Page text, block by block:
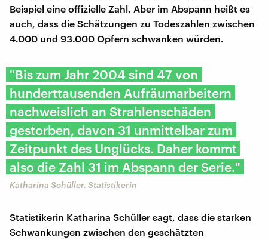
Beispiel eine offizielle Zahl. Aber im Abspann heißt es
auch, dass die Schätzungen zu Todeszahlen zwischen
4.000 und 93.000 Opfern schwanken würden.
"Bis zum Jahr 2004 sind 47 von
hunderttausenden Aufräumarbeitern
nachweislich an Strahlenschäden
gestorben, davon 31 unmittelbar zum
Zeitpunkt des Unglücks. Daher kommt
also die Zahl 31 im Abspann der Serie."
Katharina Schüller. Statistikerin
Statistikerin Katharina Schüller sagt, dass die starken
Schwankungen zwischen den geschätzten